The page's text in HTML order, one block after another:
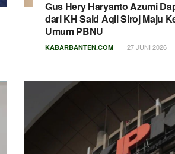
Gus Hery Haryanto Azumi
dari KH Said Aqil Siroj Maju
Umum PBNU
KABARBANTEN.COM 27 JUNI 2026